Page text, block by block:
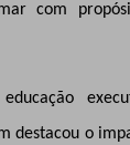
com
destacou o